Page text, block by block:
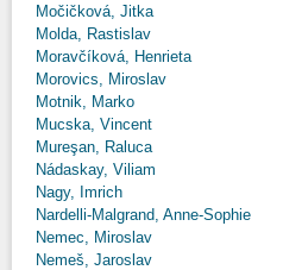
Močičková, Jitka
Molda, Rastislav
Moravčíková, Henrieta
Morovics, Miroslav
Motnik, Marko
Mucska, Vincent
Mureşan, Raluca
Nádaskay, Viliam
Nagy, Imrich
Nardelli-Malgrand, Anne-Sophie
Nemec, Miroslav
Nemeš, Jaroslav